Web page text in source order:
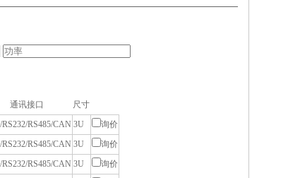
通讯接口
尺寸
RS485/CAN 3U
询价
RS485/CAN 3U
询价
RS485/CAN 3U
询价